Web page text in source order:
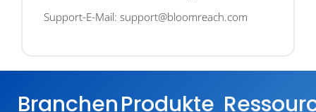
Support-E-Mail: support@bloomreach.com
BranchenProdukte